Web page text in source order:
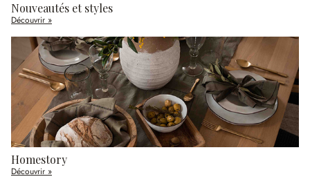
Nouveautés et styles
Découvrir »
Homestory
Découvrir »